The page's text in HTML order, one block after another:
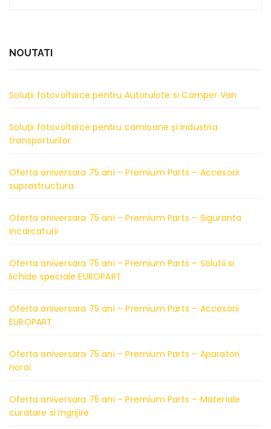
NOUTATI
Soluții fotovoltaice pentru Autorulote si Camper Van
Soluții fotovoltaice pentru camioane și industria
transporturilor
Oferta aniversara 75 ani – Premium Parts – Accesorii
suprastructura
Oferta aniversara 75 ani – Premium Parts – Siguranta
incarcaturii
Oferta aniversara 75 ani – Premium Parts – Solutii si
lichide speciale EUROPART
Oferta aniversara 75 ani – Premium Parts – Accesorii
EUROPART
Oferta aniversara 75 ani – Premium Parts – Aparatori
noroi
Oferta aniversara 75 ani – Premium Parts – Materiale
curatare si ingrijire